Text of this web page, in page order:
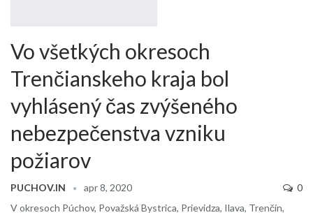
Vo všetkých okresoch
Trenčianskeho kraja bol
vyhlásený čas zvýšeného
nebezpečenstva vzniku
požiarov
PUCHOV.IN apr 8, 2020
0
V okresoch Púchov, Považská Bystrica, Prievidza, Ilava, Trenčín,